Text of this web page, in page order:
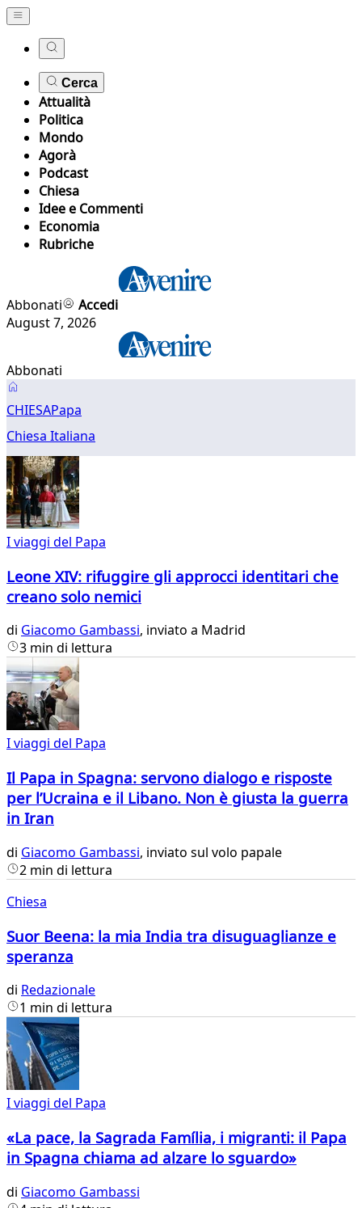
Cerca
Attualità
Politica
Mondo
Agorà
Podcast
Chiesa
Idee e Commenti
Economia
Rubriche
Abbonati
Accedi
August 7, 2026
Abbonati
Chiesa
CHIESAPapa
Chiesa Italiana
I viaggi del Papa
Leone XIV: rifuggire gli approcci identitari che
creano solo nemici
di Giacomo Gambassi, inviato a Madrid
3 min di lettura
I viaggi del Papa
Il Papa in Spagna: servono dialogo e risposte
per l’Ucraina e il Libano. Non è giusta la guerra
in Iran
di Giacomo Gambassi, inviato sul volo papale
2 min di lettura
Chiesa
Suor Beena: la mia India tra disuguaglianze e
speranza
di Redazionale
1 min di lettura
I viaggi del Papa
«La pace, la Sagrada Família, i migranti: il Papa
in Spagna chiama ad alzare lo sguardo»
di Giacomo Gambassi